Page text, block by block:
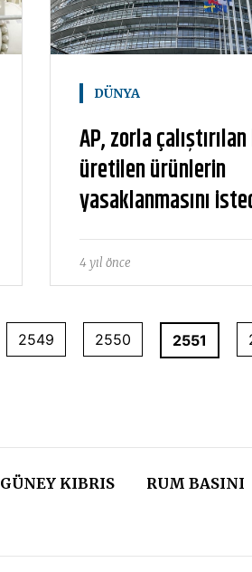
DÜNYA
AP, zorla
üretilen ürünlerin
yasaklanmasını
4 yıl önce
2549 2550 2551
GÜNEY KIBRIS RUM BASINI